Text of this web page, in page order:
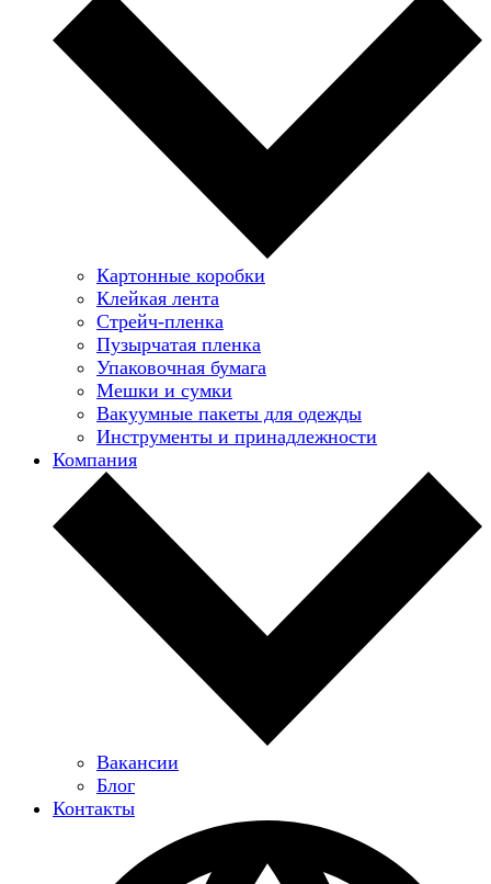
Картонные коробки
Клейкая лента
Стрейч-пленка
Пузырчатая пленка
Упаковочная бумага
Мешки и сумки
Вакуумные пакеты для одежды
Инструменты и принадлежности
Компания
Вакансии
Блог
Контакты